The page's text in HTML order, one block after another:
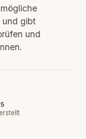
und gibt
und